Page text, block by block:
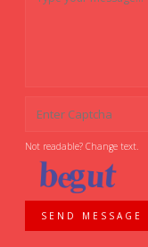
Not readable? Change text.
SEND MESSAGE